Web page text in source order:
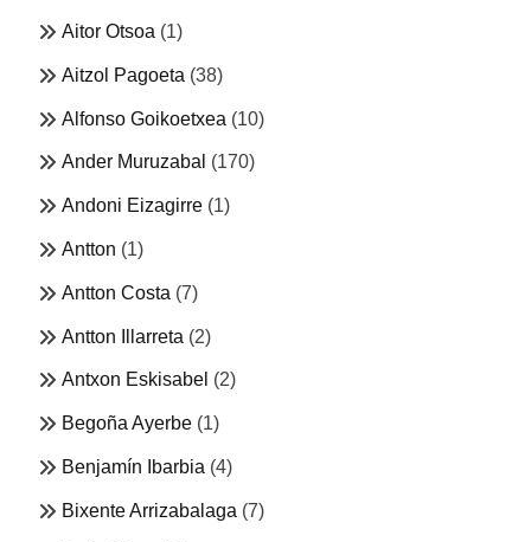
Aitor Otsoa (1)
Aitzol Pagoeta (38)
Alfonso Goikoetxea (10)
Ander Muruzabal (170)
Andoni Eizagirre (1)
Antton (1)
Antton Costa (7)
Antton Illarreta (2)
Antxon Eskisabel (2)
Begoña Ayerbe (1)
Benjamín Ibarbia (4)
Bixente Arrizabalaga (7)